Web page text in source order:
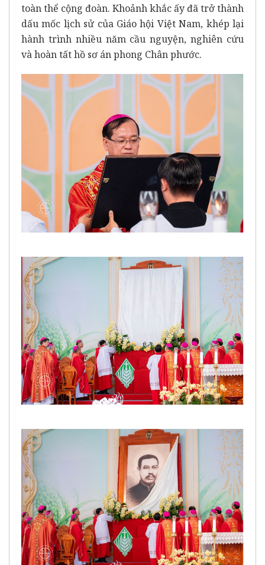
toàn thể cộng đoàn. Khoảnh khắc ấy đã trở thành
dấu mốc lịch sử của Giáo hội Việt Nam, khép lại
hành trình nhiều năm cầu nguyện, nghiên cứu
và hoàn tất hồ sơ án phong Chân phước.